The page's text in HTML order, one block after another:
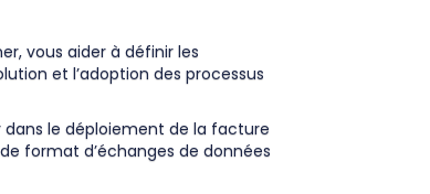
vous aider à définir les
et l’adoption des processus
dans le déploiement de la facture
format d’échanges de données